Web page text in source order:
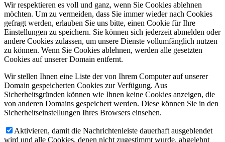
Wir respektieren es voll und ganz, wenn Sie Cookies ablehnen
möchten. Um zu vermeiden, dass Sie immer wieder nach Cookies
gefragt werden, erlauben Sie uns bitte, einen Cookie für Ihre
Einstellungen zu speichern. Sie können sich jederzeit abmelden oder
andere Cookies zulassen, um unsere Dienste vollumfänglich nutzen
zu können. Wenn Sie Cookies ablehnen, werden alle gesetzten
Cookies auf unserer Domain entfernt.
Wir stellen Ihnen eine Liste der von Ihrem Computer auf unserer
Domain gespeicherten Cookies zur Verfügung. Aus
Sicherheitsgründen können wie Ihnen keine Cookies anzeigen, die
von anderen Domains gespeichert werden. Diese können Sie in den
Sicherheitseinstellungen Ihres Browsers einsehen.
Aktivieren, damit die Nachrichtenleiste dauerhaft ausgeblendet
wird und alle Cookies, denen nicht zugestimmt wurde, abgelehnt